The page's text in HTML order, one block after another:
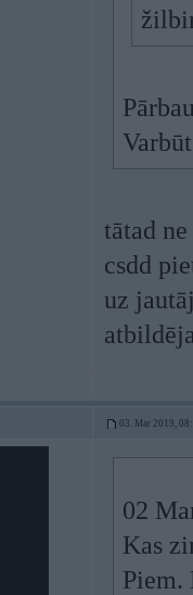
tātad
csdd
uz
03. Mar 2019,
02
Kas
Piem.